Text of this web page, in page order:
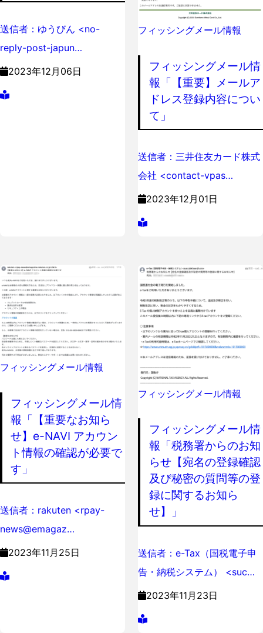
送信者：ゆうびん <no-
reply-post-japun…
2023年12月06日
フィッシングメール情報
フィッシングメール情
報「【重要】メールア
ドレス登録内容につい
て」
送信者：三井住友カード株式
会社 <contact-vpas…
2023年12月01日
フィッシングメール情報
フィッシングメール情
報「【重要なお知ら
せ】e-NAVI アカウン
ト情報の確認が必要で
す」
送信者：rakuten <rpay-
news@emagaz…
2023年11月25日
フィッシングメール情報
フィッシングメール情
報「税務署からのお知
らせ【宛名の登録確認
及び秘密の質問等の登
録に関するお知ら
せ】」
送信者：e-Tax（国税電子申
告・納税システム） <suc…
2023年11月23日